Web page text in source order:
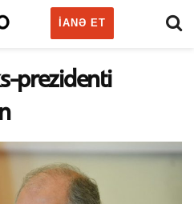
IANƏ ET
prezidenti